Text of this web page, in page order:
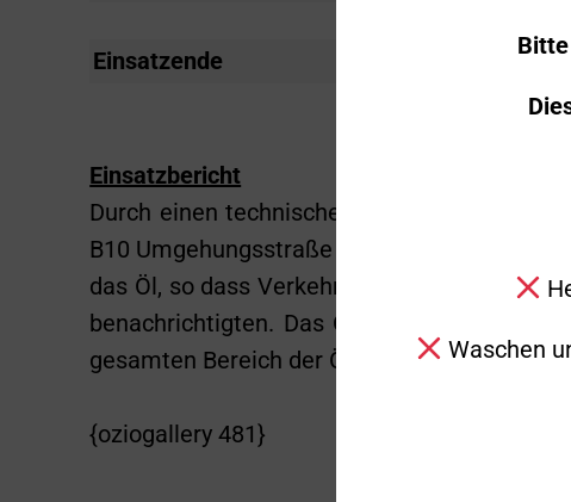
Einsatzende
Einsatzbericht
Durch einen technischen Defekt verlor ein
B10 Umgehungsstraße auf die Schlater
das Öl, so dass Verkehrsteilnehmer darauf
benachrichtigten. Das Öl im Kreisverkehr
gesamten Bereich der Ölspur wurden
{oziogallery 481}
Waschen